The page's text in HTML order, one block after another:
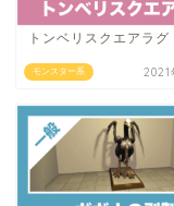
モンスター系
トンベリスクエアラグ
2021